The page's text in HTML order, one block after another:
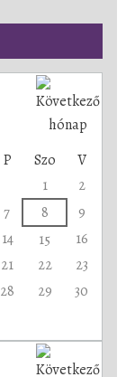
P Szo
V
1
2
7 8
9
14 15
16
21 22
23
28 29
30